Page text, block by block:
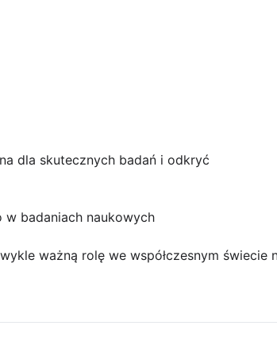
dla skutecznych badań i odkryć
w badaniach naukowych
ważną rolę we współczesnym